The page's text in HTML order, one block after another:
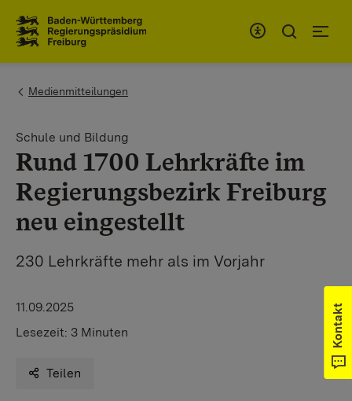
You are here:
Medienmitteilungen
Schule und Bildung
Rund 1700 Lehrkräfte im
Regierungsbezirk Freiburg
neu eingestellt
230 Lehrkräfte mehr als im Vorjahr
11.09.2025
Lesezeit: 3 Minuten
Teilen
Kontakt